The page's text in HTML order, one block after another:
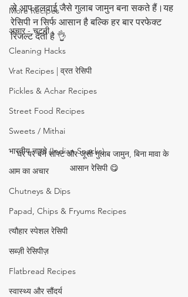
More Recipes
अचार - चटनी
Cleaning Hacks
Vrat Recipes | व्रत रेसिपी
Pickles & Achar Recipes
Street Food Recipes
Sweets / Mithai
भारतीय नाश्ते (Indian Snacks)
आम का अचार
Chutneys & Dips
Papad, Chips & Fryums Recipes
त्यौहार स्पेशल रेसिपी
सब्ज़ी रेसिपीज़
Flatbread Recipes
स्वास्थ्य और सौंदर्य
से आप हलवाई जैसे गुलाब जामुन बना सकते हैं।यह
रेसिपी न सिर्फ आसान है बल्कि हर बार परफेक्ट
रिजल्ट देती है 👌
घर पर बने सॉफ्ट और जूसी गुलाब जामुन, बिना मावा के
आसान रेसिपी 😋